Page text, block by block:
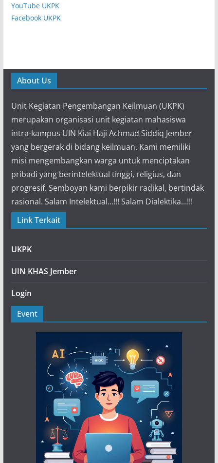
YouTube UKPK
Facebook UKPK
About Us
Unit Kegiatan Pengembangan Keilmuan (UKPK)
merupakan organisasi unit kegiatan mahasiswa
intra-kampus UIN Kiai Haji Achmad Siddiq Jember
yang bergerak di bidang keilmuan. Kami memiliki
misi mengembangkan warga untuk menciptakan
pribadi yang berintelektual tinggi, religius, dan
progresif. Semboyan kami berpikir radikal, bertindak
rasional. Salam Intelektual...!!! Salam Dialektika...!!!
Link Terkait
UKPK
UIN KHAS Jember
Login
Event